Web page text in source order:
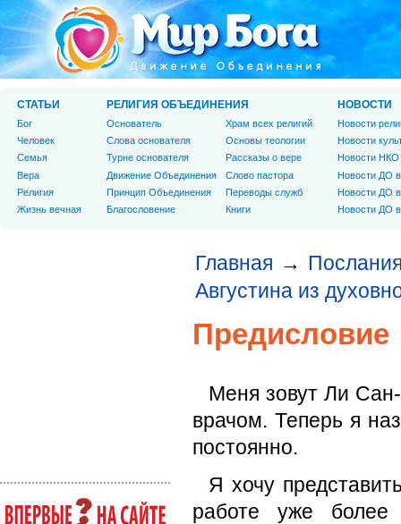
Главная →
Августина из
Предисловие
Меня зовут Ли
врачом. Теперь я
постоянно.
Я хочу
работе уже более
СТАТЬИ
Бог
Человек
Cемья
Вера
Религия
Жизнь вечная
РЕЛИГИЯ ОБЪЕДИНЕНИЯ
Основатель
Слова основателя
Турне основателя
Движение Объединения
Принцип Объединения
Благословение
Храм всех религий
Основы теологии
Рассказы о вере
Слово пастора
Переводы служб
Книги
НОВОСТИ
Новости
Новости
Новости НКО
Новости ДО
Новости ДО
Новости ДО